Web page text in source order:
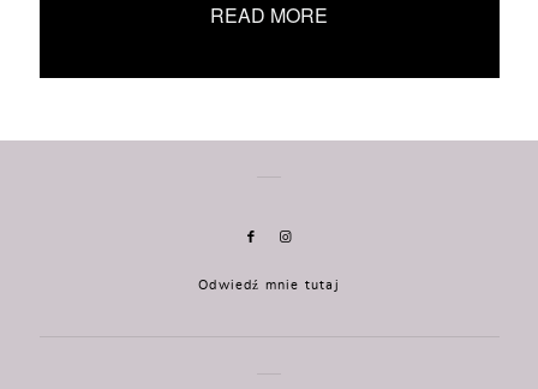
READ MORE
Odwiedź mnie tutaj